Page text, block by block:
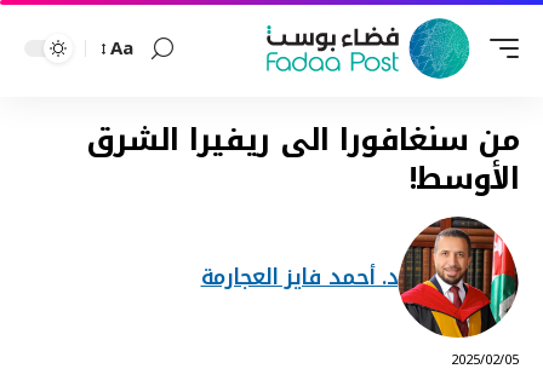
Font
Aa
من سنغافورا الى ريفيرا الشرق
الأوسط!
⠀ 2025/02/05
د. أحمد فايز العجارمة